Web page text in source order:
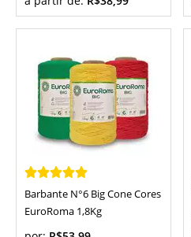
Barbante N°6 Big Cone Cores
EuroRoma 1,8Kg